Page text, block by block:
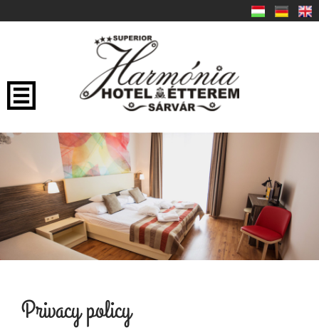
Privacy policy